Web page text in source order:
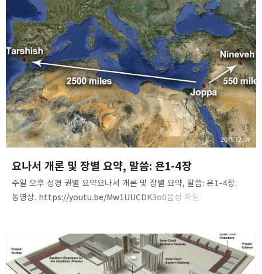
(http://av1611.net)
요나서 개론 및 장별 요약, 말씀: 욘1-4장
2015.12.09
주일 오후 성경 권별 요약요나서 개론 및 장별 요약, 말씀: 욘1-4장.
동영상. https://youtu.be/Mw1UUCDK3o0음성 파일.
간략하게 핵심만 요약한 것입니다. 쉽고 단순한 진리! Brother. Peter
Yoon 말씀침례교회(http://av1611.net)